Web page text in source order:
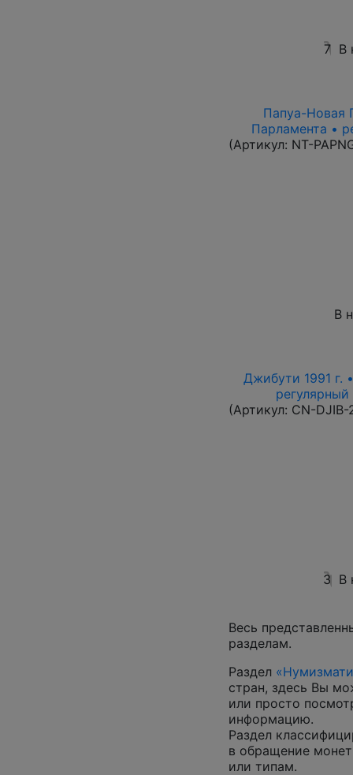
7 В
Папуа-Новая
Парламента •
(Артикул: NT-
В
Джибути 1991 г.
(Артикул: CN-DJIB-
3 В
Весь
разделам.
Раздел
стран, здесь Вы
или просто
информацию.
Раздел
в обращение
или типам.